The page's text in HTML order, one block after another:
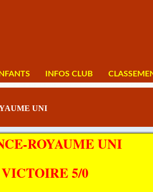
INFOS CLUB
UNI
ROYAUME UNI
VICTOIRE 5/0